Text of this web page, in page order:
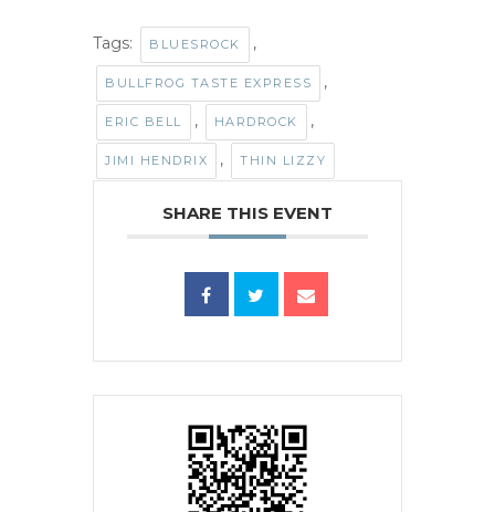
Tags: BLUESROCK ,
BULLFROG TASTE EXPRESS ,
ERIC BELL , HARDROCK ,
JIMI HENDRIX , THIN LIZZY
SHARE THIS EVENT